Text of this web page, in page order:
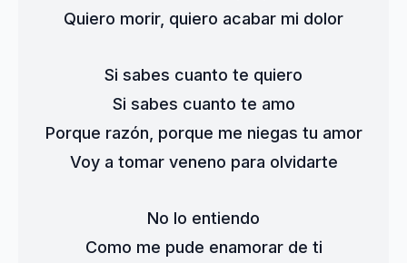
Quiero morir, quiero acabar mi dolor
Si sabes cuanto te quiero
Si sabes cuanto te amo
Porque razón, porque me niegas tu amor
Voy a tomar veneno para olvidarte
No lo entiendo
Como me pude enamorar de ti